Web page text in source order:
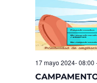
17 mayo 2024- 08:00